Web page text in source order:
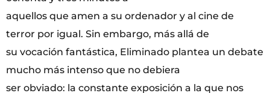
aquellos que amen a su ordenador y al cine de
terror por igual. Sin embargo, más allá de
su vocación fantástica, Eliminado plantea un debate
mucho más intenso que no debiera
ser obviado: la constante exposición a la que nos